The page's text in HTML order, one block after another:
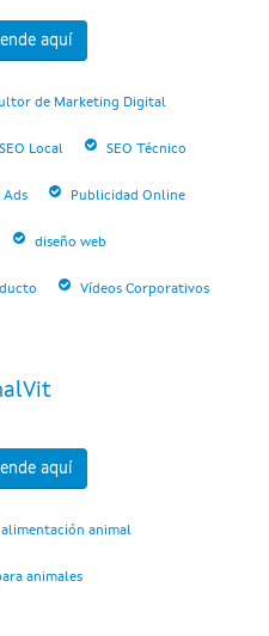
aquí
de Marketing Digital
SEO Local SEO Técnico
Ads Publicidad Online
diseño web
Vídeos Corporativos
aquí
alimentación animal
animales